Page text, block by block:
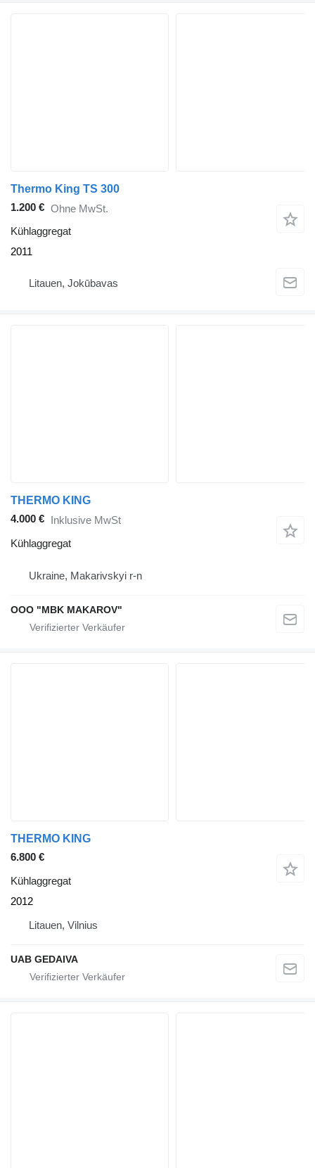
Thermo King TS 300
1.200 € Ohne MwSt.
Kühlaggregat
2011
Litauen, Jokūbavas
THERMO KING
4.000 € Inklusive MwSt
Kühlaggregat
Ukraine, Makarivskyi r-n
OOO "MBK MAKAROV"
THERMO KING
6.800 €
Kühlaggregat
2012
Litauen, Vilnius
UAB GEDAIVA